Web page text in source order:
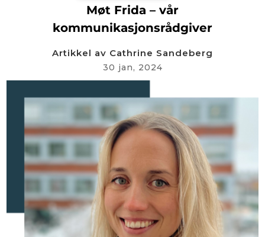
Møt Frida – vår
kommunikasjonsrådgiver
Artikkel av Cathrine Sandeberg
30 jan, 2024